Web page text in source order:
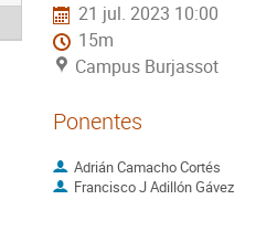
21 jul. 2023 10:00
15m
Campus Burjassot
Ponentes
Adrián Camacho Cortés
Francisco J Adillón Gávez